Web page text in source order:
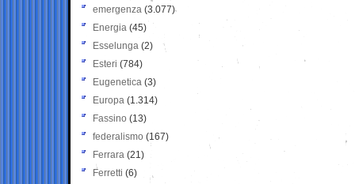
emergenza (3.077)
Energia (45)
Esselunga (2)
Esteri (784)
Eugenetica (3)
Europa (1.314)
Fassino (13)
federalismo (167)
Ferrara (21)
Ferretti (6)